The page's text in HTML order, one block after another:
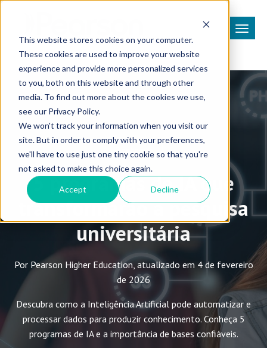
This website stores cookies on your computer.
These cookies are used to improve your website
experience and provide more personalized services
to you, both on this website and through other
media. To find out more about the cookies we use,
see our Privacy Policy.
We won't track your information when you visit our
site. But in order to comply with your preferences,
we'll have to use just one tiny cookie so that you're
not asked to make this choice again.
Accept Decline
Destaque
5 programas de IA que
transformarão a pesquisa
universitária
Por Pearson Higher Education, atualizado em 4 de fevereiro
de 2026
Descubra como a Inteligência Artificial pode automatizar e
processar dados para produzir conhecimento. Conheça 5
programas de IA e a importância de bases confiáveis.